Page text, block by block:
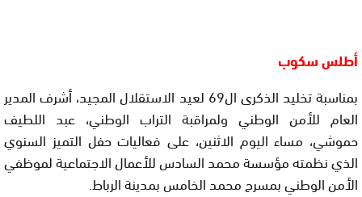
أطلس سكوب
بمناسبة تخليد الذكرى ال69 لعيد الاستقلال المجيد، أشرف المدير
العام للأمن الوطني ولمراقبة التراب الوطني، عبد اللطيف
حموشي، مساء اليوم الاثنين، على فعاليات حفل التميز السنوي
الذي نظمته مؤسسة محمد السادس للأعمال الاجتماعية لموظفي
الأمن الوطني بمسرح محمد الخامس بمدينة الرباط.